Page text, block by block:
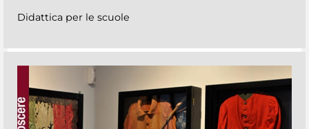
Didattica per le scuole